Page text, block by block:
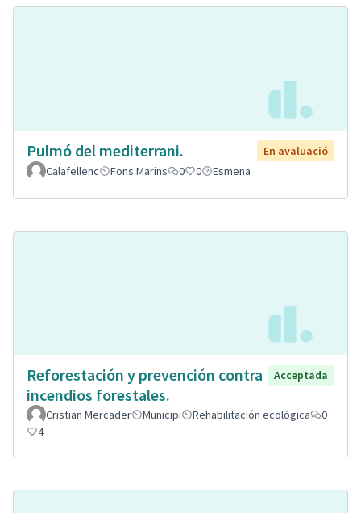
Pulmó del mediterrani.
En avaluació
Calafellenc
Fons Marins 0 0 Esmena
Reforestación y prevención contra
incendios forestales.
Acceptada
Cristian Mercader Municipi Rehabilitación ecológica
0
4